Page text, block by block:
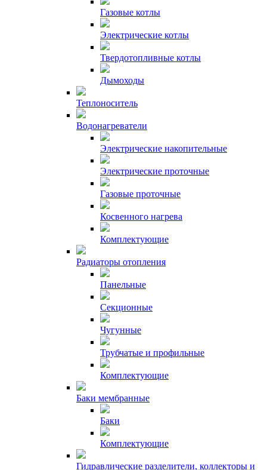
Газовые котлы
Электрические котлы
Твердотопливные котлы
Дымоходы
Теплоноситель
Водонагреватели
Электрические накопительные
Электрические проточные
Газовые проточные
Косвенного нагрева
Комплектующие
Радиаторы отопления
Панельные
Секционные
Чугунные
Трубчатые и профильные
Комплектующие
Баки мембранные
Баки
Комплектующие
Гидравлические разделители, коллекторы и